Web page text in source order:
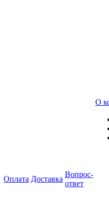
Оплата Доставка
Вопрос-
ответ
О